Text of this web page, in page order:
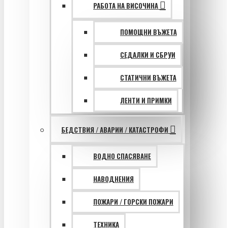
РАБОТА НА ВИСОЧИНА
ПОМОЩНИ ВЪЖЕТА
СЕДАЛКИ И СБРУИ
СТАТИЧНИ ВЪЖЕТА
ЛЕНТИ И ПРИМКИ
БЕДСТВИЯ / АВАРИИ / КАТАСТРОФИ
ВОДНО СПАСЯВАНЕ
НАВОДНЕНИЯ
ПОЖАРИ / ГОРСКИ ПОЖАРИ
ТЕХНИКА